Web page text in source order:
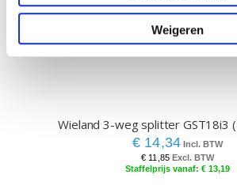
Weigeren
Wieland 3-weg splitter GST18i3
€ 14,34
€ 11,85
€ 13,19